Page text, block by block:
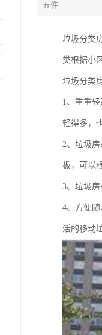
场合
命长
五件
垃圾分类
类根据小
垃圾分类
1、重重
轻得多，
2、垃圾
板，可以
3、垃圾
4、方便
活的移动